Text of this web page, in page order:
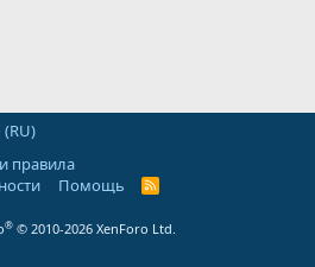
правила
Помощь
R
® © 2010-2026 XenForo Ltd.